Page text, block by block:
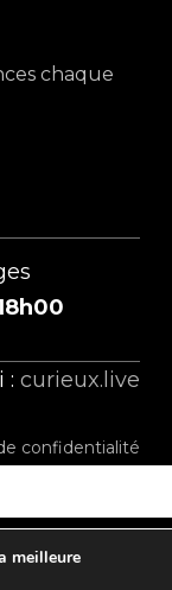
chaque
:curieux.live
confidentialité
tiktok
meilleure